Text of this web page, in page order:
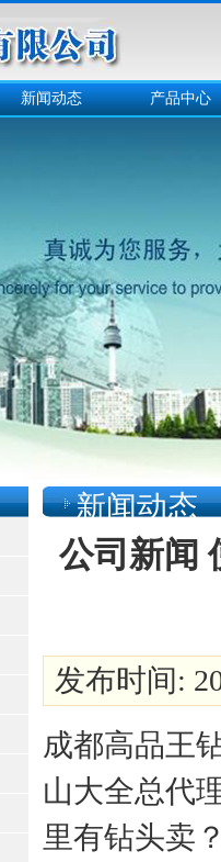
新闻动态 产品中心
新闻动态
公司新闻
发布时间:
成都高品王
山大全总代
里有钻头卖